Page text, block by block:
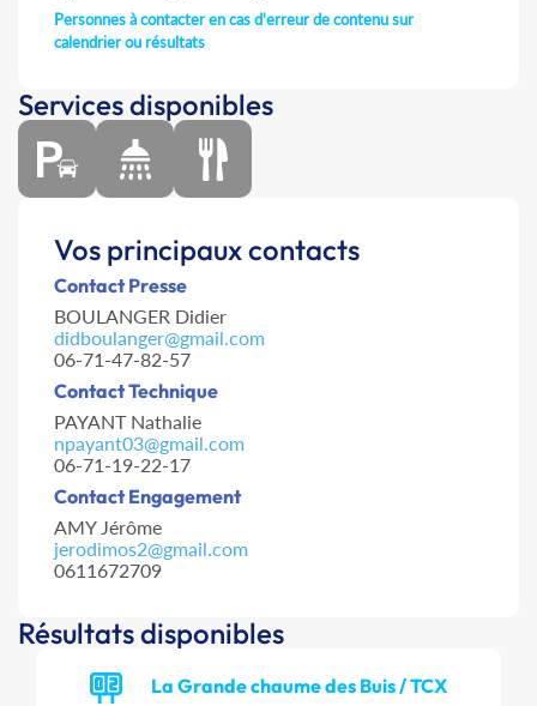
Personnes à contacter en cas d'erreur de contenu sur
calendrier ou résultats
Services disponibles
Vos principaux contacts
Contact Presse
BOULANGER Didier
didboulanger@gmail.com
06-71-47-82-57
Contact Technique
PAYANT Nathalie
npayant03@gmail.com
06-71-19-22-17
Contact Engagement
AMY Jérôme
jerodimos2@gmail.com
0611672709
Résultats disponibles
La Grande chaume des Buis / TCX